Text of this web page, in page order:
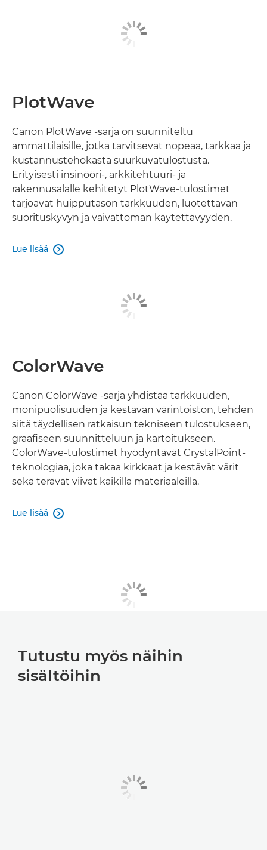
PlotWave
Canon PlotWave -sarja on suunniteltu
ammattilaisille, jotka tarvitsevat nopeaa, tarkkaa ja
kustannustehokasta suurkuvatulostusta.
Erityisesti insinööri-, arkkitehtuuri- ja
rakennusalalle kehitetyt PlotWave-tulostimet
tarjoavat huipputason tarkkuuden, luotettavan
suorituskyvyn ja vaivattoman käytettävyyden.
Lue lisää 
ColorWave
Canon ColorWave -sarja yhdistää tarkkuuden,
monipuolisuuden ja kestävän värintoiston, tehden
siitä täydellisen ratkaisun tekniseen tulostukseen,
graafiseen suunnitteluun ja kartoitukseen.
ColorWave-tulostimet hyödyntävät CrystalPoint-
teknologiaa, joka takaa kirkkaat ja kestävät värit
sekä terävät viivat kaikilla materiaaleilla.
Lue lisää 
Tutustu myös näihin
sisältöihin